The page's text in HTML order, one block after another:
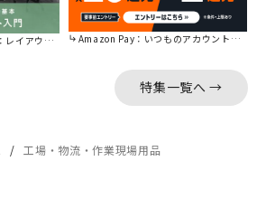
本をご紹介。 Amazon Pay：いつものアカウントで簡単に決済可能。
特集一覧へ →
工場・物流・作業現場用品